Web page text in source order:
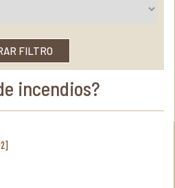
FILTRO
incendios?